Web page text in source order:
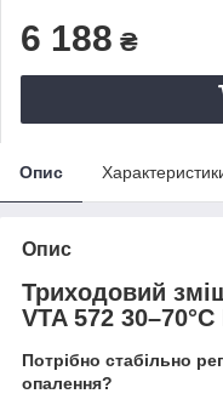
6 188 ₴
Опис
Опис
Триходовий
VTA 572
Потрібно стабільно
опалення?